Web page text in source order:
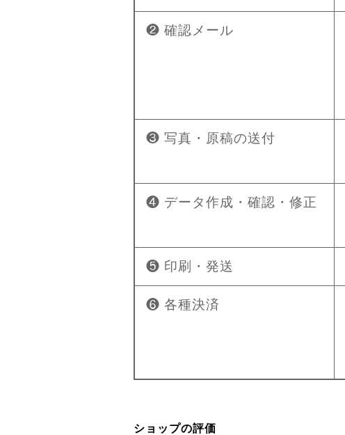
❷ 確認メール
❸ 写真・原稿の送付
❹ データ作成・確認・修正
❺ 印刷・発送
❻ 各種決済
ショップの評価